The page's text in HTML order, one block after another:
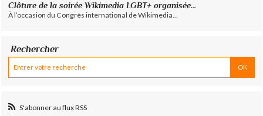
Clôture de la soirée Wikimedia LGBT+ organisée...
À l’occasion du Congrès international de Wikimedia...
Rechercher
S'abonner au flux RSS